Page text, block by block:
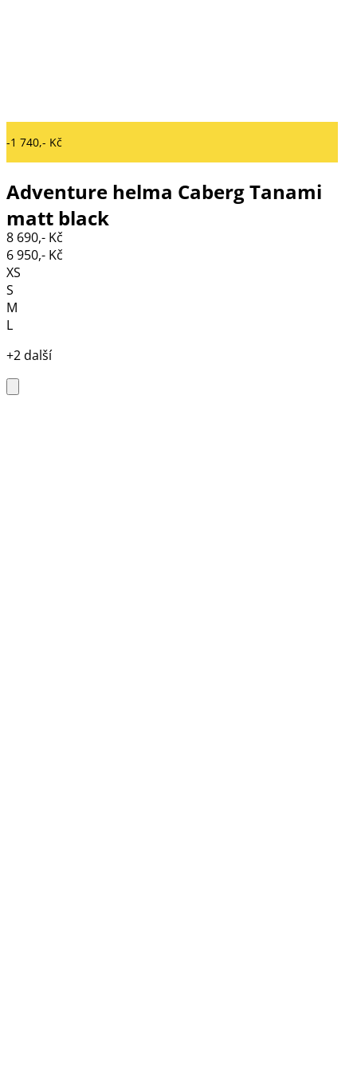
-1 740,- Kč
Adventure helma Caberg Tanami
matt black
8 690,- Kč
6 950,- Kč
XS
S
M
L
+2 další